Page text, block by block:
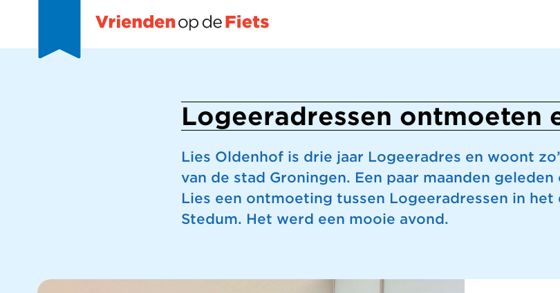
Logeeradressen ontmoeten
Lies Oldenhof is drie jaar Logeeradres en woont
van de stad Groningen. Een paar maanden
Lies een ontmoeting tussen Logeeradressen in het
Stedum. Het werd een mooie avond.